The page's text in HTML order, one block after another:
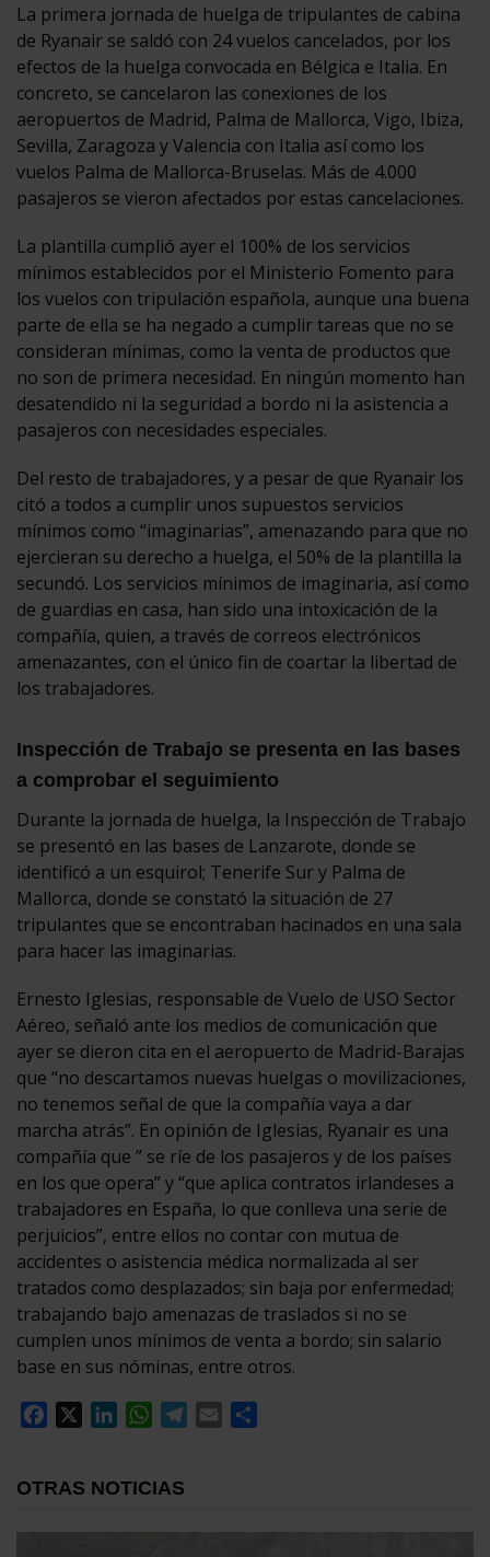
La primera jornada de huelga de tripulantes de cabina
de Ryanair se saldó con 24 vuelos cancelados, por los
efectos de la huelga convocada en Bélgica e Italia. En
concreto, se cancelaron las conexiones de los
aeropuertos de Madrid, Palma de Mallorca, Vigo, Ibiza,
Sevilla, Zaragoza y Valencia con Italia así como los
vuelos Palma de Mallorca-Bruselas. Más de 4.000
pasajeros se vieron afectados por estas cancelaciones.
La plantilla cumplió ayer el 100% de los servicios
mínimos establecidos por el Ministerio Fomento para
los vuelos con tripulación española, aunque una buena
parte de ella se ha negado a cumplir tareas que no se
consideran mínimas, como la venta de productos que
no son de primera necesidad. En ningún momento han
desatendido ni la seguridad a bordo ni la asistencia a
pasajeros con necesidades especiales.
Del resto de trabajadores, y a pesar de que Ryanair los
citó a todos a cumplir unos supuestos servicios
mínimos como “imaginarias”, amenazando para que no
ejercieran su derecho a huelga, el 50% de la plantilla la
secundó. Los servicios mínimos de imaginaria, así como
de guardias en casa, han sido una intoxicación de la
compañía, quien, a través de correos electrónicos
amenazantes, con el único fin de coartar la libertad de
los trabajadores.
Inspección de Trabajo se presenta en las bases
a comprobar el seguimiento
Durante la jornada de huelga, la Inspección de Trabajo
se presentó en las bases de Lanzarote, donde se
identificó a un esquirol; Tenerife Sur y Palma de
Mallorca, donde se constató la situación de 27
tripulantes que se encontraban hacinados en una sala
para hacer las imaginarias.
Ernesto Iglesias, responsable de Vuelo de USO Sector
Aéreo, señaló ante los medios de comunicación que
ayer se dieron cita en el aeropuerto de Madrid-Barajas
que “no descartamos nuevas huelgas o movilizaciones,
no tenemos señal de que la compañía vaya a dar
marcha atrás”. En opinión de Iglesias, Ryanair es una
compañía que ” se ríe de los pasajeros y de los países
en los que opera” y “que aplica contratos irlandeses a
trabajadores en España, lo que conlleva una serie de
perjuicios”, entre ellos no contar con mutua de
accidentes o asistencia médica normalizada al ser
tratados como desplazados; sin baja por enfermedad;
trabajando bajo amenazas de traslados si no se
cumplen unos mínimos de venta a bordo; sin salario
base en sus nóminas, entre otros.
Facebook
LinkedInWhatsApp
Telegram
Email
OTRAS NOTICIAS